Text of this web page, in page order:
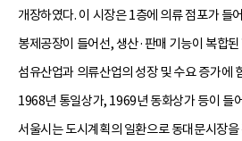
개장하였다. 이 시장은 1층에 의류 점포가 들
봉제공장이 들어선, 생산·판매 기능이 복합
섬유산업과 의류산업의 성장 및 수요 증가에
1968년 통일상가, 1969년 동화상가 등이 들
서울시는 도시계획의 일환으로 동대문시장